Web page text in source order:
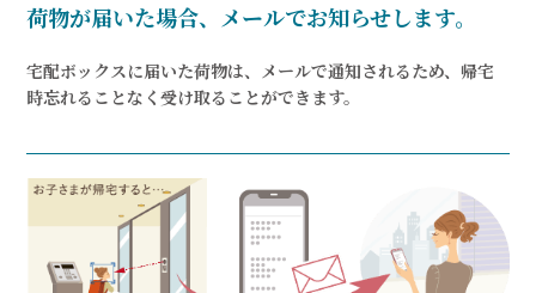
荷物が届いた場合、メールでお知らせします。
宅配ボックスに届いた荷物は、メールで通知されるため、帰宅
時忘れることなく受け取ることができます。